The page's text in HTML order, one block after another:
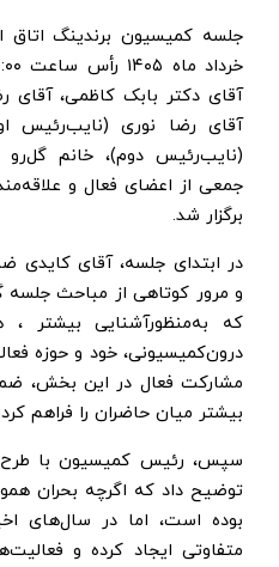
جلسه کمیسیون برندینگ اتاق
آقای دکتر بابک کاظمی،
آقای رضا نوری (نایب‌رئیس
(نایب‌رئیس دوم)، خانم
جمعی از اعضای فعال و
برگزار شد.
در ابتدای جلسه، آقای
و مرور کوتاهی از مباحث جلسه
که به‌منظورآشنایی بیشتر ،
درون‌کمیسیونی، خود و حوزه
مشارکت فعال در این بخش،
بیشتر میان حاضران را فراهم
سپس، رئیس کمیسیون با طرح
توضیح داد که اگرچه بحران
بوده است، اما در سال‌های
متفاوتی ایجاد کرده و